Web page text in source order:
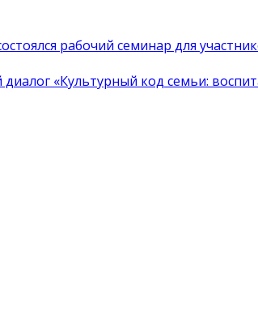
рабочий семинар для
«Культурный код семьи: